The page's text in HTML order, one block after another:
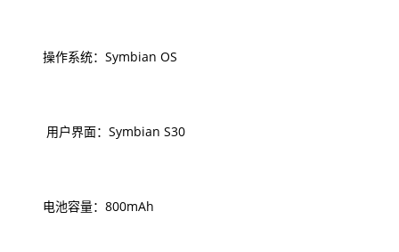
操作系统：Symbian OS
用户界面：Symbian S30
电池容量：800mAh